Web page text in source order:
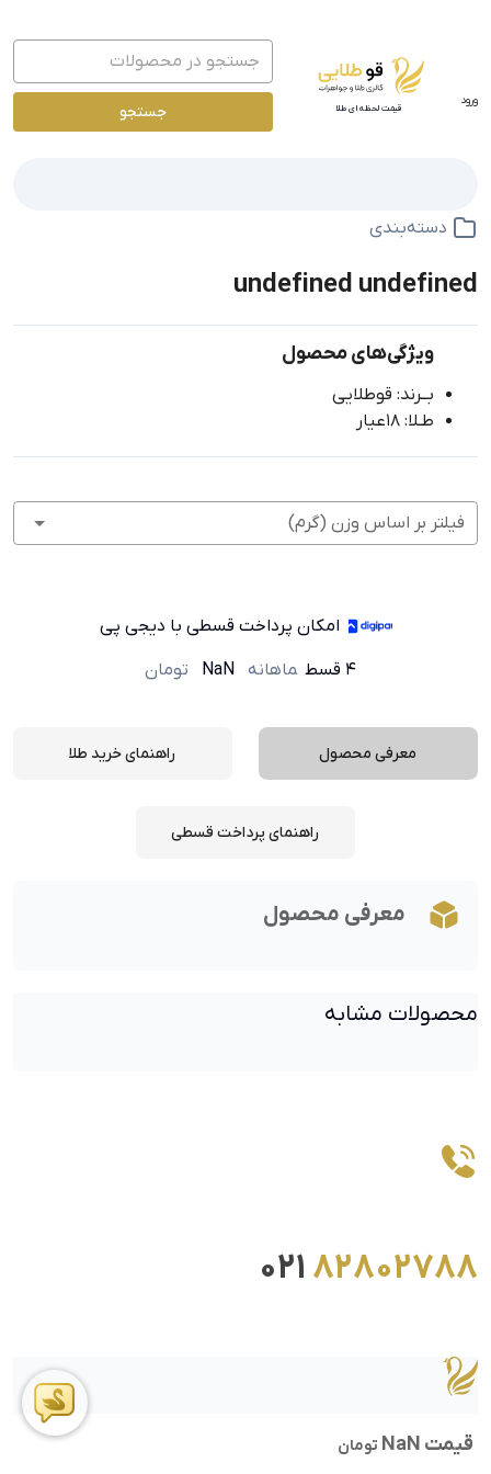
ورود
قیمت لحظه ای طلا جستجو
دسته‌بندی
undefined undefined
ویژگی‌های محصول
بــرند: قوطلایی
طـلا: 18عیار
فیلتر بر اساس وزن (گرم)
امکان پرداخت قسطی با دیجی پی
۴ قسط
ماهانه NaN تومان
قیمت NaN تومان
معرفی محصول راهنمای خرید طلا
راهنمای پرداخت قسطی
معرفی محصول
محصولات مشابه
82802788
021